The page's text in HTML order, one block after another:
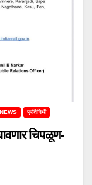
NEWS प्रतिनिधी
चिपळूण-